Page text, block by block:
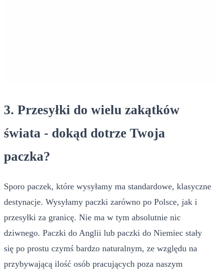
3. Przesyłki do wielu zakątków
świata - dokąd dotrze Twoja
paczka?
Sporo paczek, które wysyłamy ma standardowe, klasyczne
destynacje. Wysyłamy paczki zarówno po Polsce, jak i
przesyłki za granicę. Nie ma w tym absolutnie nic
dziwnego. Paczki do Anglii lub paczki do Niemiec stały
się po prostu czymś bardzo naturalnym, ze względu na
przybywającą ilość osób pracujących poza naszym